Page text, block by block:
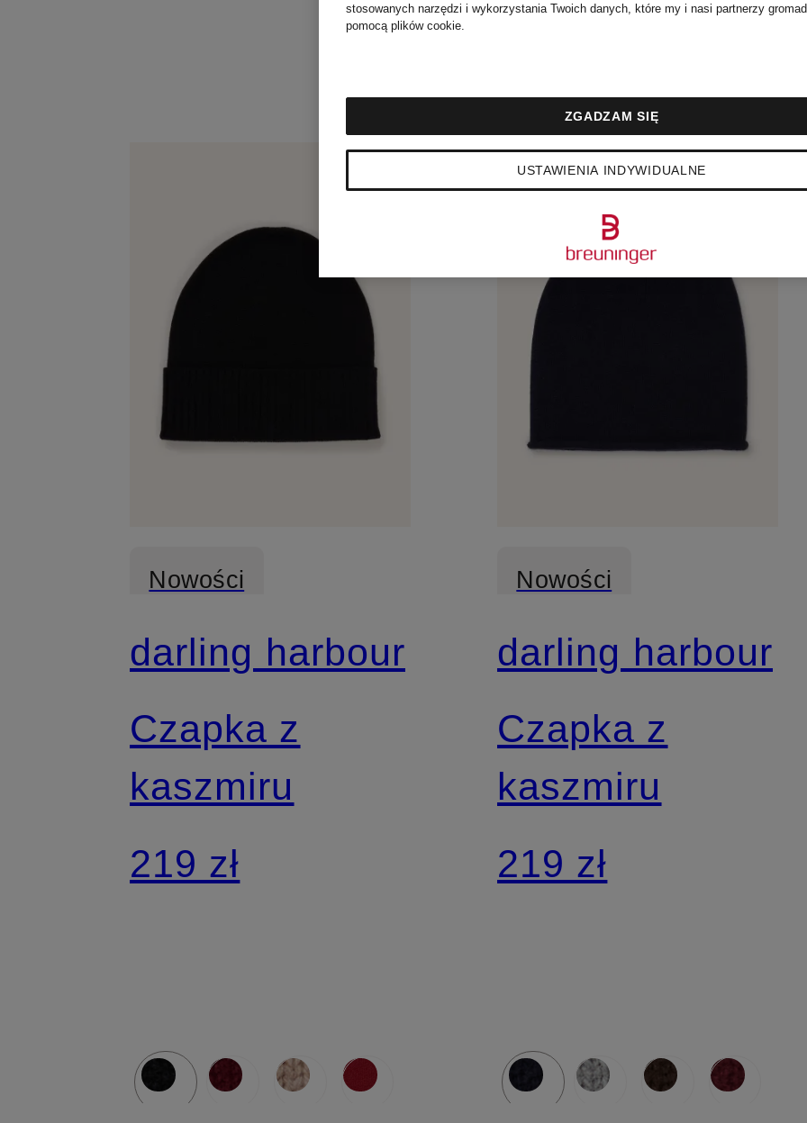
Nowości
Z certyfikatem
darling harbour
Czapka z
kaszmiru
219 zł
Nowości
Z certyfikatem
darling harbour
Czapka z
kaszmiru
219 zł
stosowanych narzędzi i wykorzystania Twoich danych, które my i nasi partnerzy
pomocą plików cookie.
USTAWIENIA INDYWIDUALNE
ZGADZAM SIĘ